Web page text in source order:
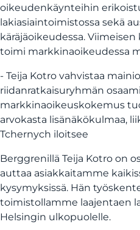
oikeudenkäynteihin
lakiasiaintoimistossa sekä
käräjäoikeudessa.
toimi markkinaoikeudessa
- Teija Kotro vahvistaa
riidanratkaisuryhmän
markkinaoikeuskokemus
arvokasta lisänäkökulmaa,
Tchernych iloitsee
Berggrenillä Teija Kotro on
auttaa asiakkaitamme
kysymyksissä. Hän
toimistollamme laajentaen
Helsingin ulkopuolelle.